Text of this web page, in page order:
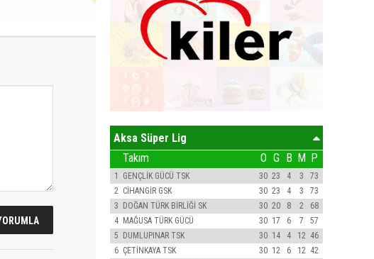
Aksa Süper Lig
Takım O G B M P
1 GENÇLİK GÜCÜ TSK 30 23 4 3
73
2 CİHANGİR GSK 30 23 4 3
73
3 DOĞAN TÜRK BİRLİĞİ SK 30 20 8 2
68
4 MAĞUSA TÜRK GÜCÜ 30 17 6 7
57
5 DUMLUPINAR TSK 30 14 4 12 46
6 ÇETİNKAYA TSK 30 12 6 12 42